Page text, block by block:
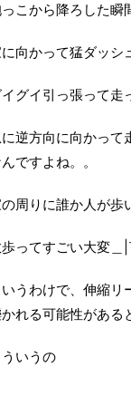
こから降ろした瞬
向かって猛ダッシ
グイ引っ張って走
逆方向に向かって
ですよね。。
周りに誰か人が歩
ってすごい大変
いうわけで、伸縮リ
れる可能性がある
ういうの